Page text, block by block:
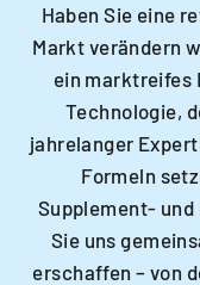
Haben Sie eine
Markt verändern
ein marktreifes
Technologie,
jahrelanger
Formeln
Supplement-
Sie uns
erschaffen – von